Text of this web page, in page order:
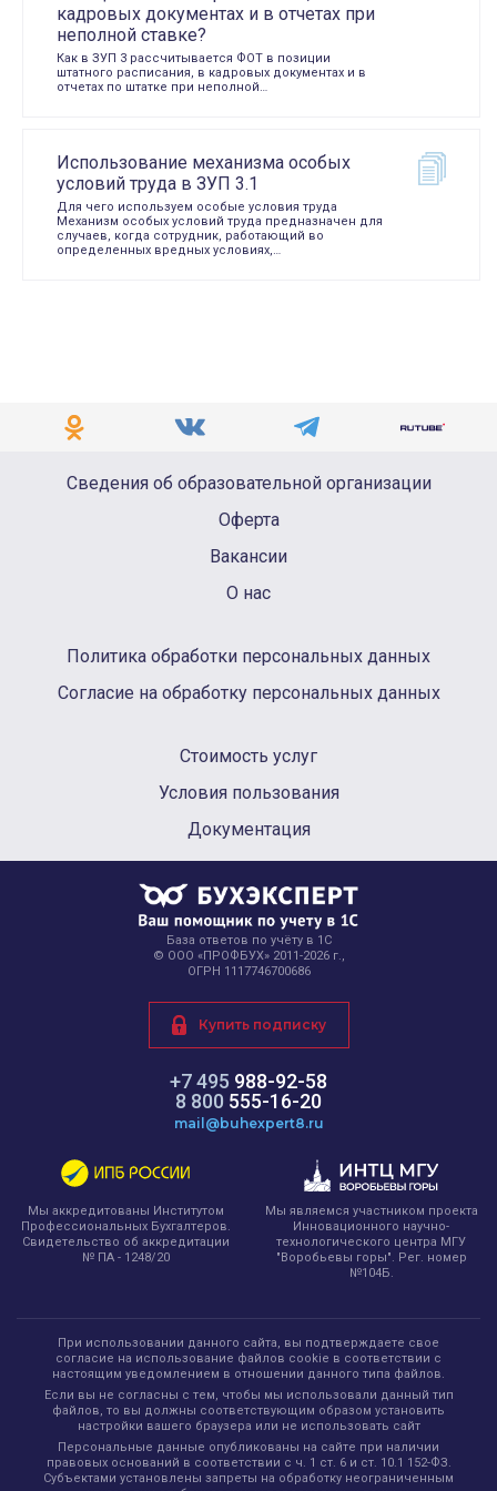
кадровых документах и в отчетах при
неполной ставке?
Как в ЗУП 3 рассчитывается ФОТ в позиции
штатного расписания, в кадровых документах и в
отчетах по штатке при неполной…
Использование механизма особых
условий труда в ЗУП 3.1
Для чего используем особые условия труда
Механизм особых условий труда предназначен для
случаев, когда сотрудник, работающий во
определенных вредных условиях,…
Сведения об образовательной организации
Оферта
Вакансии
О нас
Политика обработки персональных данных
Согласие на обработку персональных данных
Стоимость услуг
Условия пользования
Документация
База ответов по учёту в 1С
© ООО «ПРОФБУХ» 2011-2026 г.,
ОГРН 1117746700686
+7 495 988-92-58
8 800 555-16-20
mail@buhexpert8.ru
Купить подписку
Мы аккредитованы Институтом
Профессиональных Бухгалтеров.
Свидетельство об аккредитации
№ ПА - 1248/20
Мы являемся участником проекта
Инновационного научно-
технологического центра МГУ
"Воробьевы горы". Рег. номер
№104Б.
При использовании данного сайта, вы подтверждаете свое
согласие на использование файлов cookie в соответствии с
настоящим уведомлением в отношении данного типа файлов.
Если вы не согласны с тем, чтобы мы использовали данный тип
файлов, то вы должны соответствующим образом установить
настройки вашего браузера или не использовать сайт
Персональные данные опубликованы на сайте при наличии
правовых оснований в соответствии с ч. 1 ст. 6 и ст. 10.1 152-ФЗ.
Субъектами установлены запреты на обработку неограниченным